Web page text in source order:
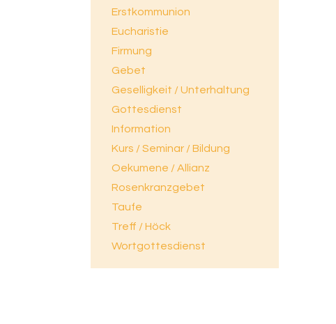
Erstkommunion
Eucharistie
Firmung
Gebet
Geselligkeit / Unterhaltung
Gottesdienst
Information
Kurs / Seminar / Bildung
Oekumene / Allianz
Rosenkranzgebet
Taufe
Treff / Höck
Wortgottesdienst